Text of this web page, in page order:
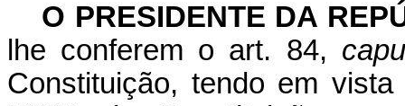
O PRESIDENTE DA
lhe conferem o art. 84,
Constituição, tendo em